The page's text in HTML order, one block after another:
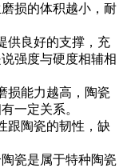
损的体积越小，耐
良好的支撑，充
强度与硬度相辅相
能力越高，陶瓷
一定关系。
陶瓷的韧性，缺
瓷是属于特种陶瓷